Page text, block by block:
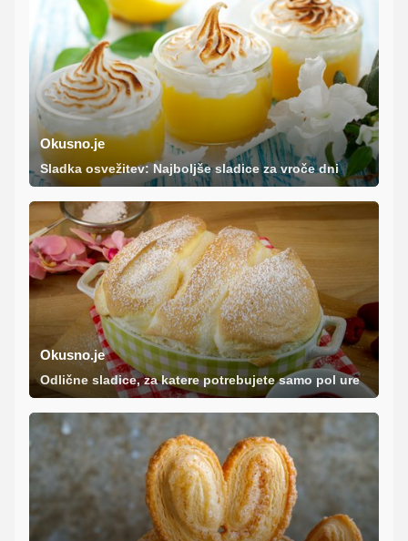
Okusno.je
Sladka osvežitev: Najboljše sladice za vroče dni
Okusno.je
Odlične sladice, za katere potrebujete samo pol ure